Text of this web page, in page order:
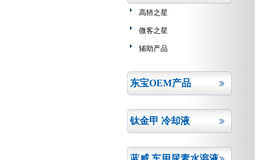
高轿之星
微客之星
辅助产品
东宝OEM产品
钛金甲 冷却液